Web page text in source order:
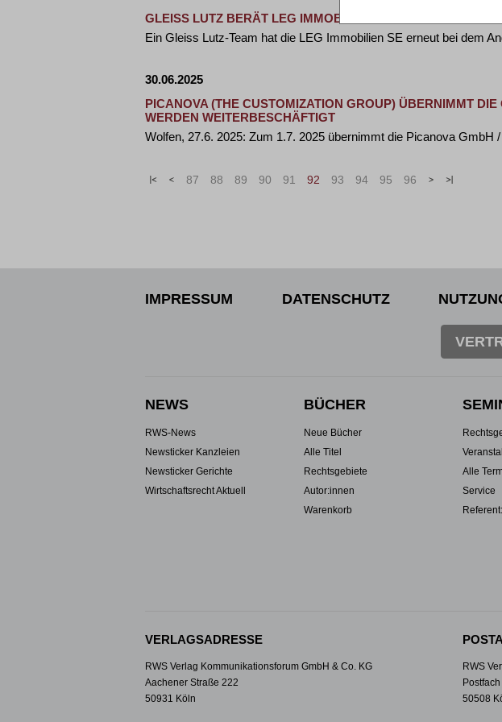
GLEISS LUTZ BERÄT LEG IMMOBILIEN SE ERNEUT BEI
Ein Gleiss Lutz-Team hat die LEG Immobilien SE erneut bei dem
30.06.2025
PICANOVA (THE CUSTOMIZATION GROUP) ÜBERNIMMT
WERDEN WEITERBESCHÄFTIGT
Wolfen, 27.6. 2025: Zum 1.7. 2025 übernimmt die Picanova
« < 87 88 89 90 91 92 93 94 95 96 > »
IMPRESSUM DATENSCHUTZ
NEWS
RWS-News
Newsticker Kanzleien
Newsticker Gerichte
Wirtschaftsrecht Aktuell
BÜCHER
Neue Bücher
Alle Titel
Rechtsgebiete
Autor:innen
Warenkorb
Alle
Service
VERLAGSADRESSE
RWS Verlag Kommunikationsforum GmbH & Co. KG
Aachener Straße 222
50931 Köln
RWS
50508